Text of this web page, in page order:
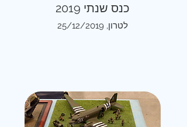
כנס שנתי 2019
לטרון, 25/12/2019